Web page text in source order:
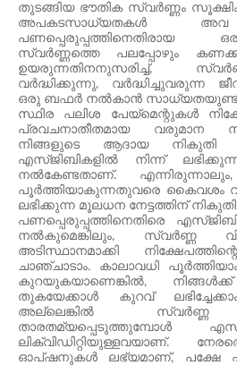
തുടങ്ങിയ ഭൗതിക സ്വർണ്ണം
അപകടസാധ്യതകൾ അവ
പണപ്പെരുപ്പത്തിനെതിരായ
സ്വർണ്ണത്തെ പലപ്പോഴും
ഉയരുന്നതിനനുസരിച്ച്,
വർദ്ധിക്കുന്നു, വർദ്ധിച്ചുവരുന്ന
ഒരു ബഫർ നൽകാൻ
സ്ഥിര പലിശ പേയ്‌മെന്റുകൾ
പ്രവചനാതീതമായ വരുമാന
നിങ്ങളുടെ ആദായ
എസ്‌ജിബികളിൽ നിന്ന്
നൽകേണ്ടതാണ്.
പൂർത്തിയാകുന്നതുവരെ കൈവശം
ലഭിക്കുന്ന മൂലധന നേട്ടത്തിന് നികുതി
പണപ്പെരുപ്പത്തിനെതിരെ
നൽകുമെങ്കിലും, സ്വർണ്ണ
അടിസ്ഥാനമാക്കി
ചാഞ്ചാടാം. കാലാവധി
കുറയുകയാണെങ്കിൽ,
തുകയേക്കാൾ കുറവ്
അല്ലെങ്കിൽ സ്വർണ്ണ
താരതമ്യപ്പെടുത്തുമ്പോൾ
ലിക്വിഡിറ്റിയുള്ളവയാണ്.
ഓപ്ഷനുകൾ ലഭ്യമാണ്, പക്ഷേ